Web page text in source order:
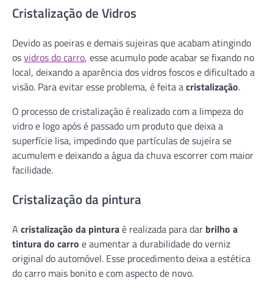
Cristalização de Vidros
Devido as poeiras e demais sujeiras que acabam atingindo
osvidros do carro, esse acumulo pode acabar se fixando no
local, deixando a aparência dos vidros foscos e dificultado a
visão. Para evitar esse problema, é feita acristalização.
O processo de cristalização é realizado com a limpeza do
vidro e logo após é passado um produto que deixa a
superfície lisa, impedindo que partículas de sujeira se
acumulem e deixando a água da chuva escorrer com maior
facilidade.
Cristalização da pintura
A cristalização da pinturaé realizada para dar brilho a
tintura do carro e aumentar a durabilidade do verniz
original do automóvel. Esse procedimento deixa a estética
do carro mais bonito e com aspecto de novo.